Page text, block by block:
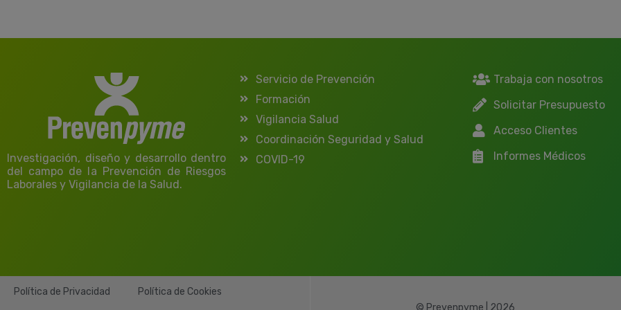
Investigación, diseño y desarrollo dentro
del campo de la Prevención de Riesgos
Laborales y Vigilancia de la Salud.
Servicio de Prevención
Formación
Vigilancia Salud
Coordinación Seguridad y Salud
COVID-19
Trabaja con nosotros
Solicitar Presupuesto
Acceso Clientes
Informes Médicos
Política de Privacidad
Política de Cookies
© Prevenpyme | 2026